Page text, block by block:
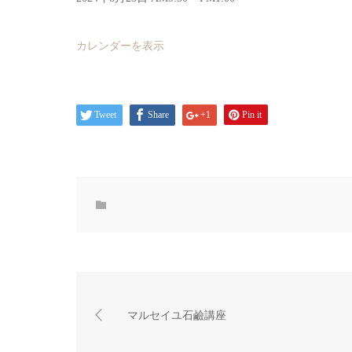
カレンダーを表示
Tweet Share +1 Pin it
マルセイユ石鹼講座